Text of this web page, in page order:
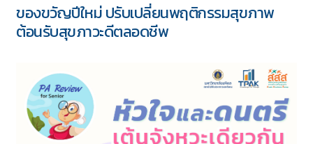
ของขวัญปีใหม่ ปรับเปลี่ยนพฤติกรรมสุขภาพ
ต้อนรับสุขภาวะดีตลอดชีพ